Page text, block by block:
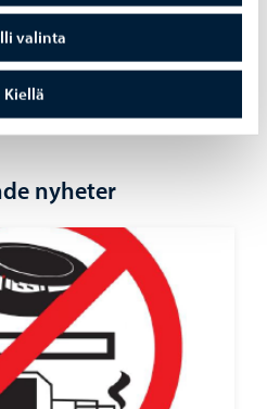
valinta
Kiellä
Dela på WhatsApp
nyheter